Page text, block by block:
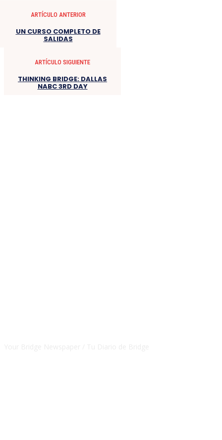
ARTÍCULO ANTERIOR
UN CURSO COMPLETO DE
SALIDAS
ARTÍCULO SIGUIENTE
THINKING BRIDGE: DALLAS
NABC 3RD DAY